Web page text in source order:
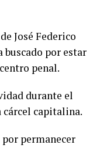
José Federico
buscado por estar
penal.
durante el
cárcel capitalina.
permanecer